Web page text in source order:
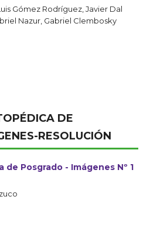
Gómez Rodríguez, Javier Dal
Nazur, Gabriel Clembosky
DE
RESOLUCIÓN
Posgrado - Imágenes Nº 1